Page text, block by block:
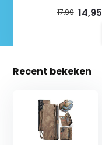
17,99 14,95
Recent bekeken